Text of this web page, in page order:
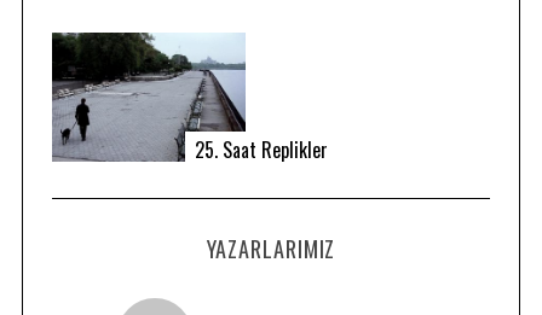
25. Saat Replikler
YAZARLARIMIZ